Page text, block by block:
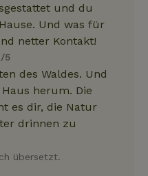
und du
Und was für
netter Kontakt!
/5
des Waldes. Und
herum. Die
es dir, die Natur
drinnen zu
übersetzt.